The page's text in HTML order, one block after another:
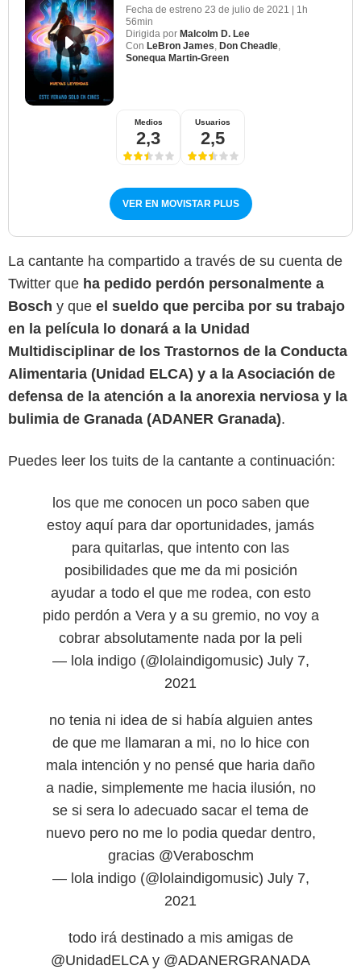
Fecha de estreno 23 de julio de 2021 | 1h
56min
Dirigida por Malcolm D. Lee
Con LeBron James Don Cheadle
Sonequa Martin-Green
Medios
2,3
Usuarios
2,5
VER EN MOVISTAR PLUS
La cantante ha compartido a través de su cuenta de
Twitter que ha pedido perdón personalmente a
Bosch y que el sueldo que perciba por su trabajo
en la película lo donará a la Unidad
Multidisciplinar de los Trastornos de la Conducta
Alimentaria (Unidad ELCA) y a la Asociación de
defensa de la atención a la anorexia nerviosa y la
bulimia de Granada (ADANER Granada).
Puedes leer los tuits de la cantante a continuación:
los que me conocen un poco saben que
estoy aquí para dar oportunidades, jamás
para quitarlas, que intento con las
posibilidades que me da mi posición
ayudar a todo el que me rodea, con esto
pido perdón a Vera y a su gremio, no voy a
cobrar absolutamente nada por la peli
— lola indigo (@lolaindigomusic) July 7,
2021
no tenia ni idea de si había alguien antes
de que me llamaran a mi, no lo hice con
mala intención y no pensé que haria daño
a nadie, simplemente me hacia ilusión, no
se si sera lo adecuado sacar el tema de
nuevo pero no me lo podia quedar dentro,
gracias @Veraboschm
— lola indigo (@lolaindigomusic) July 7,
2021
todo irá destinado a mis amigas de
@UnidadELCAy @ADANERGRANADA